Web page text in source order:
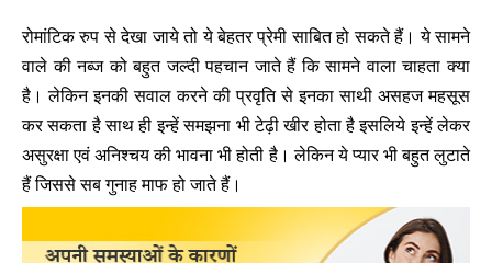
रोमांटिक रुप से देखा जाये तो ये बेहतर प्रेमी साबित हो सकते हैं। ये सामने
वाले की नब्ज को बहुत जल्दी पहचान जाते हैं कि सामने वाला चाहता क्या
है। लेकिन इनकी सवाल करने की प्रवृति से इनका साथी असहज महसूस
कर सकता है साथ ही इन्हें समझना भी टेढ़ी खीर होता है इसलिये इन्हें लेकर
असुरक्षा एवं अनिश्चय की भावना भी होती है। लेकिन ये प्यार भी बहुत लुटाते
हैं जिससे सब गुनाह माफ हो जाते हैं।